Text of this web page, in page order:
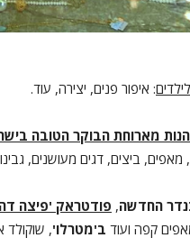
: איפור פנים, יצירה, עוד.
מארוחת הבוקר הטובה
ביצים, דגים מעושנים,
החדשה, פודטראק 'פיצה
קפה ועוד ב'מטרלו', שוקולד